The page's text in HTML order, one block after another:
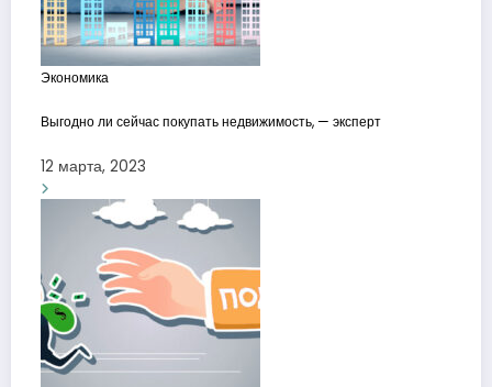
Экономика
Выгодно ли сейчас покупать недвижимость, — эксперт
12 марта, 2023